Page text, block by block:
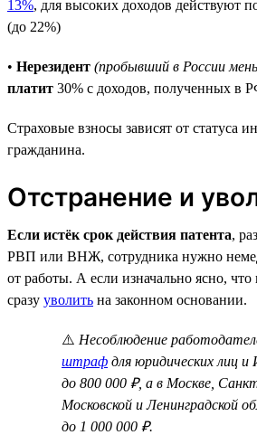
13%, для высоких доходов действуют
(до 22%)
• Нерезидент (пробывший в России
платит 30% с доходов, полученных в
Страховые взносы зависят от статуса
гражданина.
Отстранение и
Если истёк срок действия патента,
РВП или ВНЖ, сотрудника нужно
от работы. А если изначально ясно,
сразу уволить на законном основании.
⚠️ Несоблюдение
штраф для юридических лиц
до 800 000 ₽, а в Москве,
Московской и Ленинградской
до 1 000 000 ₽.